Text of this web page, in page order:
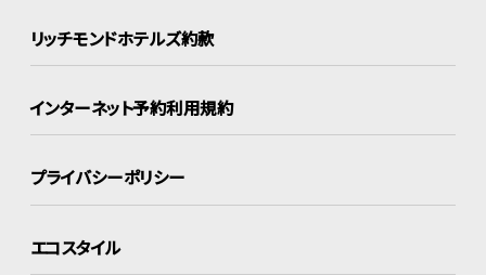
リッチモンドホテルズ約款
インターネット予約利用規約
プライバシーポリシー
エコスタイル